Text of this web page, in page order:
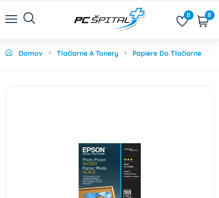
0 0
Domov Tlačiarne A Tonery Papiere Do Tlačiarne